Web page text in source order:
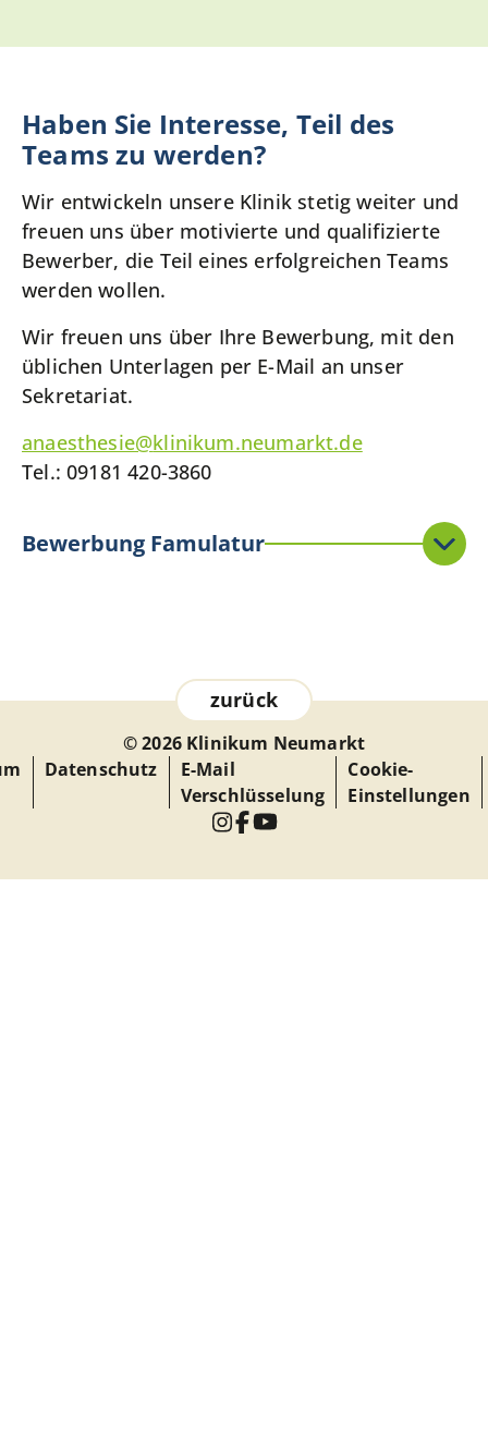
Haben Sie Interesse, Teil des
Teams zu werden?
Wir entwickeln unsere Klinik stetig weiter und
freuen uns über motivierte und qualifizierte
Bewerber, die Teil eines erfolgreichen Teams
werden wollen.
Wir freuen uns über Ihre Bewerbung, mit den
üblichen Unterlagen per E-Mail an unser
Sekretariat.
anaesthesie@klinikum.neumarkt.de
Tel.: 09181 420-3860
Bewerbung Famulatur
zurück
© 2026 Klinikum Neumarkt
Datenschutz
E-Mail
Verschlüsselung
Cookie-
Einstellungen